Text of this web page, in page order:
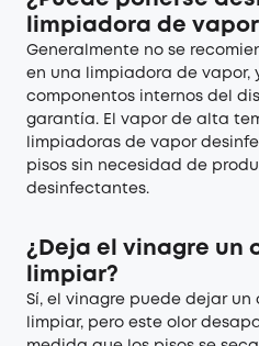
limpiadora de
Generalmente no se
en una limpiadora de vapor,
componentos internos del
garantía. El vapor de alta
limpiadoras de vapor
pisos sin necesidad de
desinfectantes.
¿Deja el vinagre un
limpiar?
Sí, el vinagre puede dejar
limpiar, pero este olor